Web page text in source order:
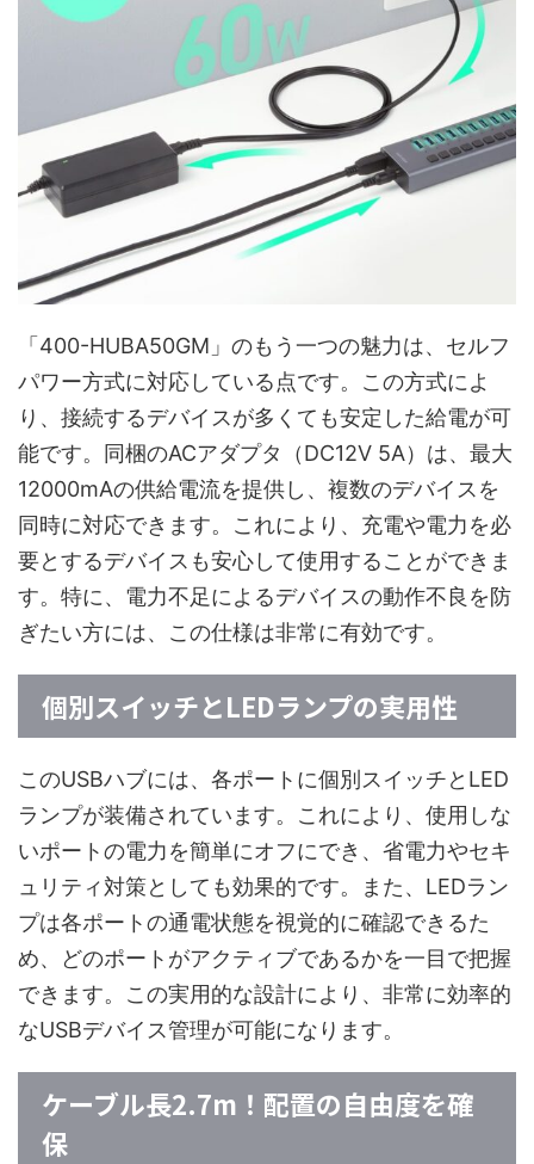
「400-HUBA50GM」のもう一つの魅力は、セルフ
パワー方式に対応している点です。この方式によ
り、接続するデバイスが多くても安定した給電が可
能です。同梱のACアダプタ（DC12V 5A）は、最大
12000mAの供給電流を提供し、複数のデバイスを
同時に対応できます。これにより、充電や電力を必
要とするデバイスも安心して使用することができま
す。特に、電力不足によるデバイスの動作不良を防
ぎたい方には、この仕様は非常に有効です。
個別スイッチとLEDランプの実用性
このUSBハブには、各ポートに個別スイッチとLED
ランプが装備されています。これにより、使用しな
いポートの電力を簡単にオフにでき、省電力やセキ
ュリティ対策としても効果的です。また、LEDラン
プは各ポートの通電状態を視覚的に確認できるた
め、どのポートがアクティブであるかを一目で把握
できます。この実用的な設計により、非常に効率的
なUSBデバイス管理が可能になります。
ケーブル長2.7m！配置の自由度を確
保